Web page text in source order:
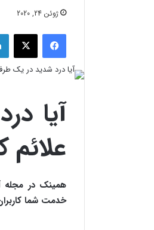
ژوئن 24, 2020
فیسبوک X
آیا
همینک در مجله
خدمت شما